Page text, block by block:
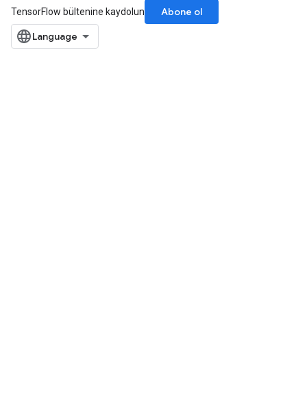
TensorFlow bültenine kaydolun
Abone ol